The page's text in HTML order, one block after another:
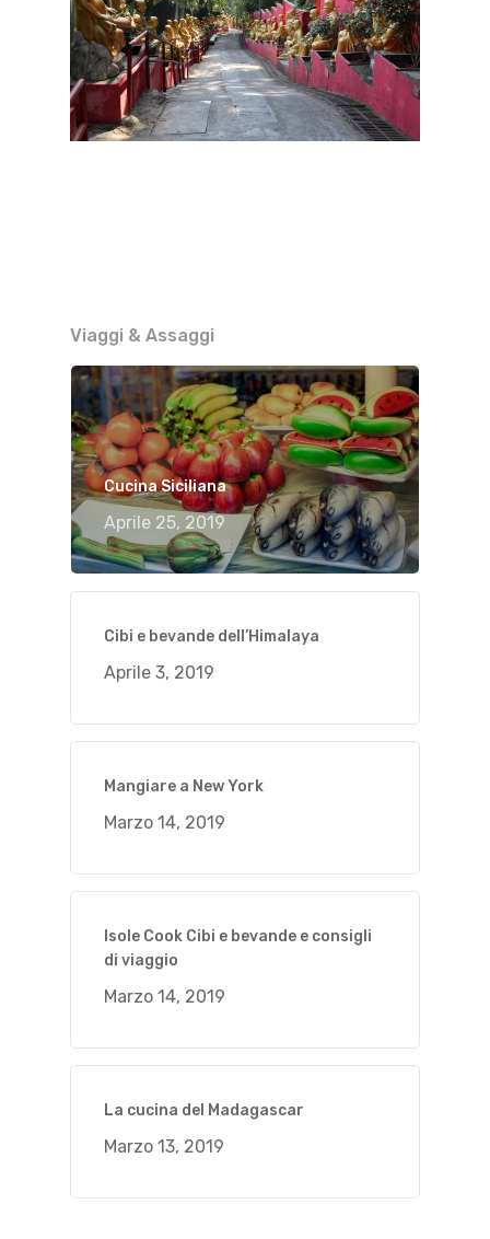
Viaggi & Assaggi
Cucina Siciliana
Aprile 25, 2019
Cibi e bevande dell’Himalaya
Aprile 3, 2019
Mangiare a New York
Marzo 14, 2019
Isole Cook Cibi e bevande e consigli
di viaggio
Marzo 14, 2019
La cucina del Madagascar
Marzo 13, 2019